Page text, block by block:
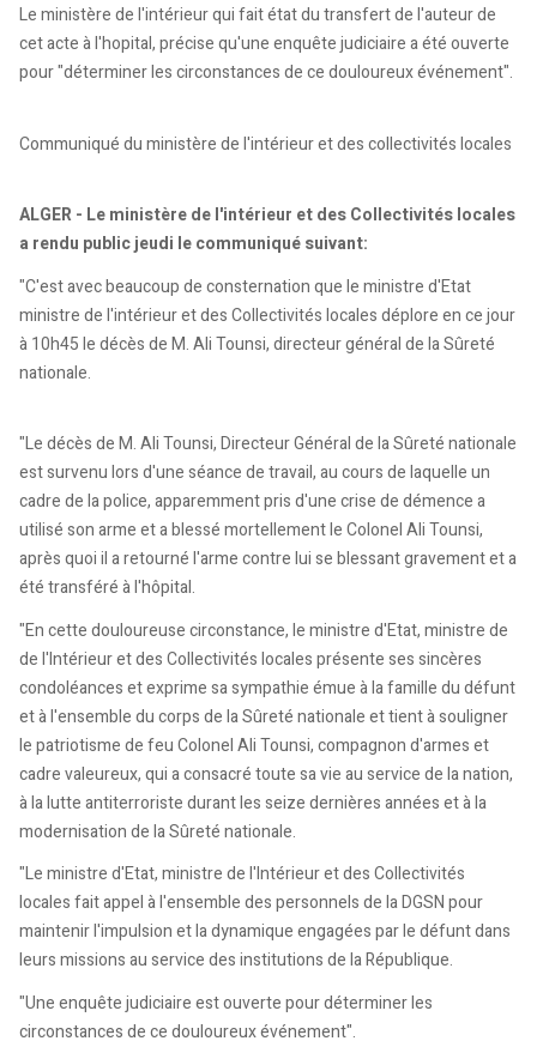
Le ministère de l'intérieur qui fait état du transfert de l'auteur de
cet acte à l'hopital, précise qu'une enquête judiciaire a été ouverte
pour "déterminer les circonstances de ce douloureux événement".
Communiqué du ministère de l'intérieur et des collectivités locales
ALGER - Le ministère de l'intérieur et des Collectivités locales
a rendu public jeudi le communiqué suivant:
"C'est avec beaucoup de consternation que le ministre d'Etat
ministre de l'intérieur et des Collectivités locales déplore en ce jour
à 10h45 le décès de M. Ali Tounsi, directeur général de la Sûreté
nationale.
"Le décès de M. Ali Tounsi, Directeur Général de la Sûreté nationale
est survenu lors d'une séance de travail, au cours de laquelle un
cadre de la police, apparemment pris d'une crise de démence a
utilisé son arme et a blessé mortellement le Colonel Ali Tounsi,
après quoi il a retourné l'arme contre lui se blessant gravement et a
été transféré à l'hôpital.
"En cette douloureuse circonstance, le ministre d'Etat, ministre de
de l'Intérieur et des Collectivités locales présente ses sincères
condoléances et exprime sa sympathie émue à la famille du défunt
et à l'ensemble du corps de la Sûreté nationale et tient à souligner
le patriotisme de feu Colonel Ali Tounsi, compagnon d'armes et
cadre valeureux, qui a consacré toute sa vie au service de la nation,
à la lutte antiterroriste durant les seize dernières années et à la
modernisation de la Sûreté nationale.
"Le ministre d'Etat, ministre de l'Intérieur et des Collectivités
locales fait appel à l'ensemble des personnels de la DGSN pour
maintenir l'impulsion et la dynamique engagées par le défunt dans
leurs missions au service des institutions de la République.
"Une enquête judiciaire est ouverte pour déterminer les
circonstances de ce douloureux événement".